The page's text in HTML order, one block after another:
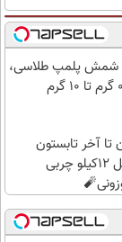
شمش پلمپ طلاسی،
تا آخر تابستون
حداقل 12کیلو چربی